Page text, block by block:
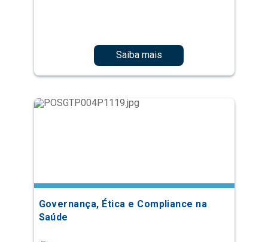
Saiba mais
Governança, Ética e Compliance na
Saúde